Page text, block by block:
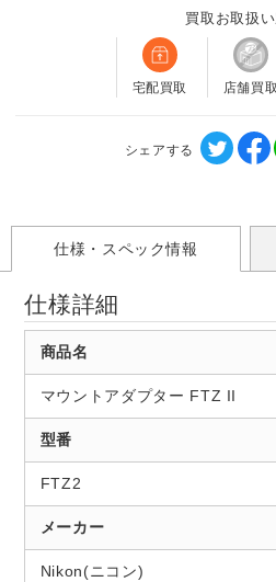
買取お取扱
宅配買取 店舗買取
シェアする
仕様・スペック情報
仕様詳細
商品名
マウントアダプター FTZ II
型番
FTZ2
メーカー
Nikon(ニコン)